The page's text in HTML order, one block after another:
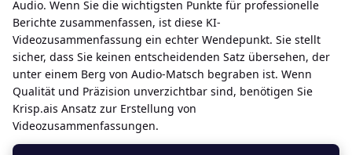
Audio. Wenn Sie die wichtigsten Punkte für professionelle
Berichte zusammenfassen, ist diese KI-
Videozusammenfassung ein echter Wendepunkt. Sie stellt
sicher, dass Sie keinen entscheidenden Satz übersehen, der
unter einem Berg von Audio-Matsch begraben ist. Wenn
Qualität und Präzision unverzichtbar sind, benötigen Sie
Krisp.ais Ansatz zur Erstellung von
Videozusammenfassungen.